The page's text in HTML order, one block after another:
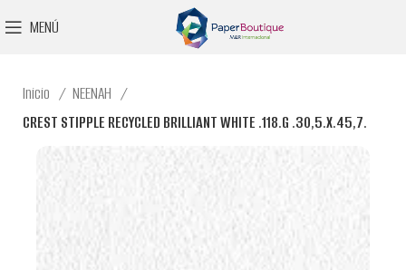
MENÚ
Inicio
NEENAH
CREST STIPPLE RECYCLED BRILLIANT WHITE .118.G .30,5.X.45,7.